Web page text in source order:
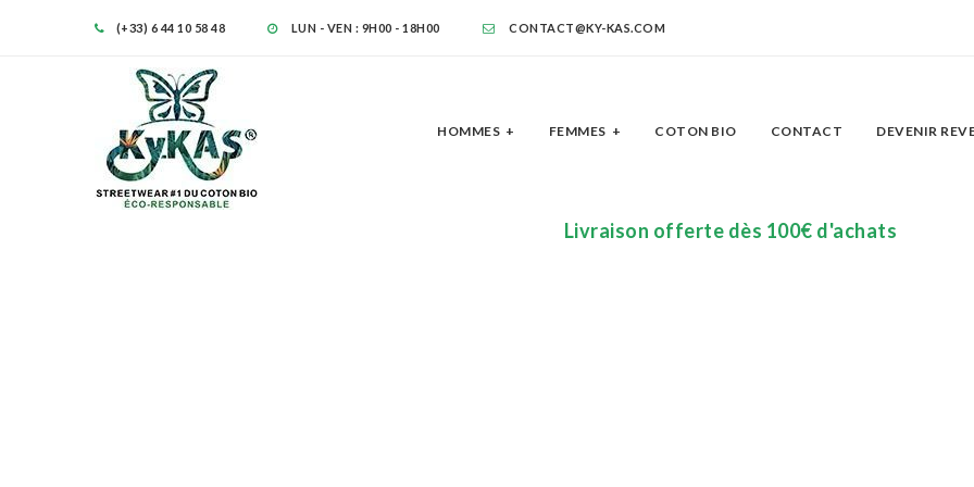
(+33) 6 44 10 58 48 LUN - VEN : 9H00 - 18H00 CONTACT@KY-KAS.COM
HOMMES FEMMES COTON BIO CONTACT DEVENIR
Livraison offerte dès 100€ d'achats